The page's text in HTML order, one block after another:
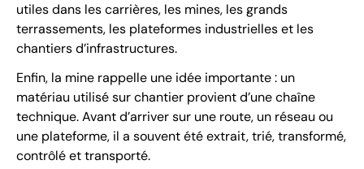
utiles dans les carrières, les mines, les grands
terrassements, les plateformes industrielles et les
chantiers d’infrastructures.
Enfin, la mine rappelle une idée importante : un
matériau utilisé sur chantier provient d’une chaîne
technique. Avant d’arriver sur une route, un réseau ou
une plateforme, il a souvent été extrait, trié, transformé,
contrôlé et transporté.